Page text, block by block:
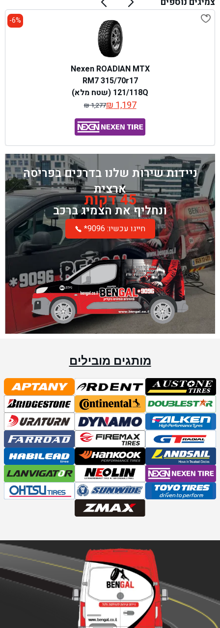
6%-
Nexen ROADIAN MTX
RM7 315/70r17
121/118Q (שטח מלא)
₪1,277
המחיר
המקורי
היה:
₪ 1,277.
₪1,197
המחיר
הנוכחי
הוא:
₪ 1,197.
ניידות שירות שלנו בדרכים בפריסה
ארצית
45 דקות
ונחליף את הצמיג ברכב
*חייגו עכשיו: 9096
מותגים מובילים